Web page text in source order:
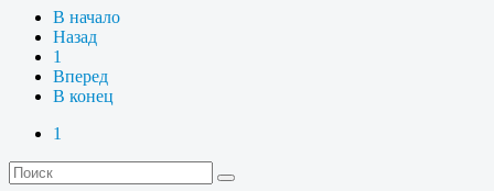
В начало
Назад
1
Вперед
В конец
1